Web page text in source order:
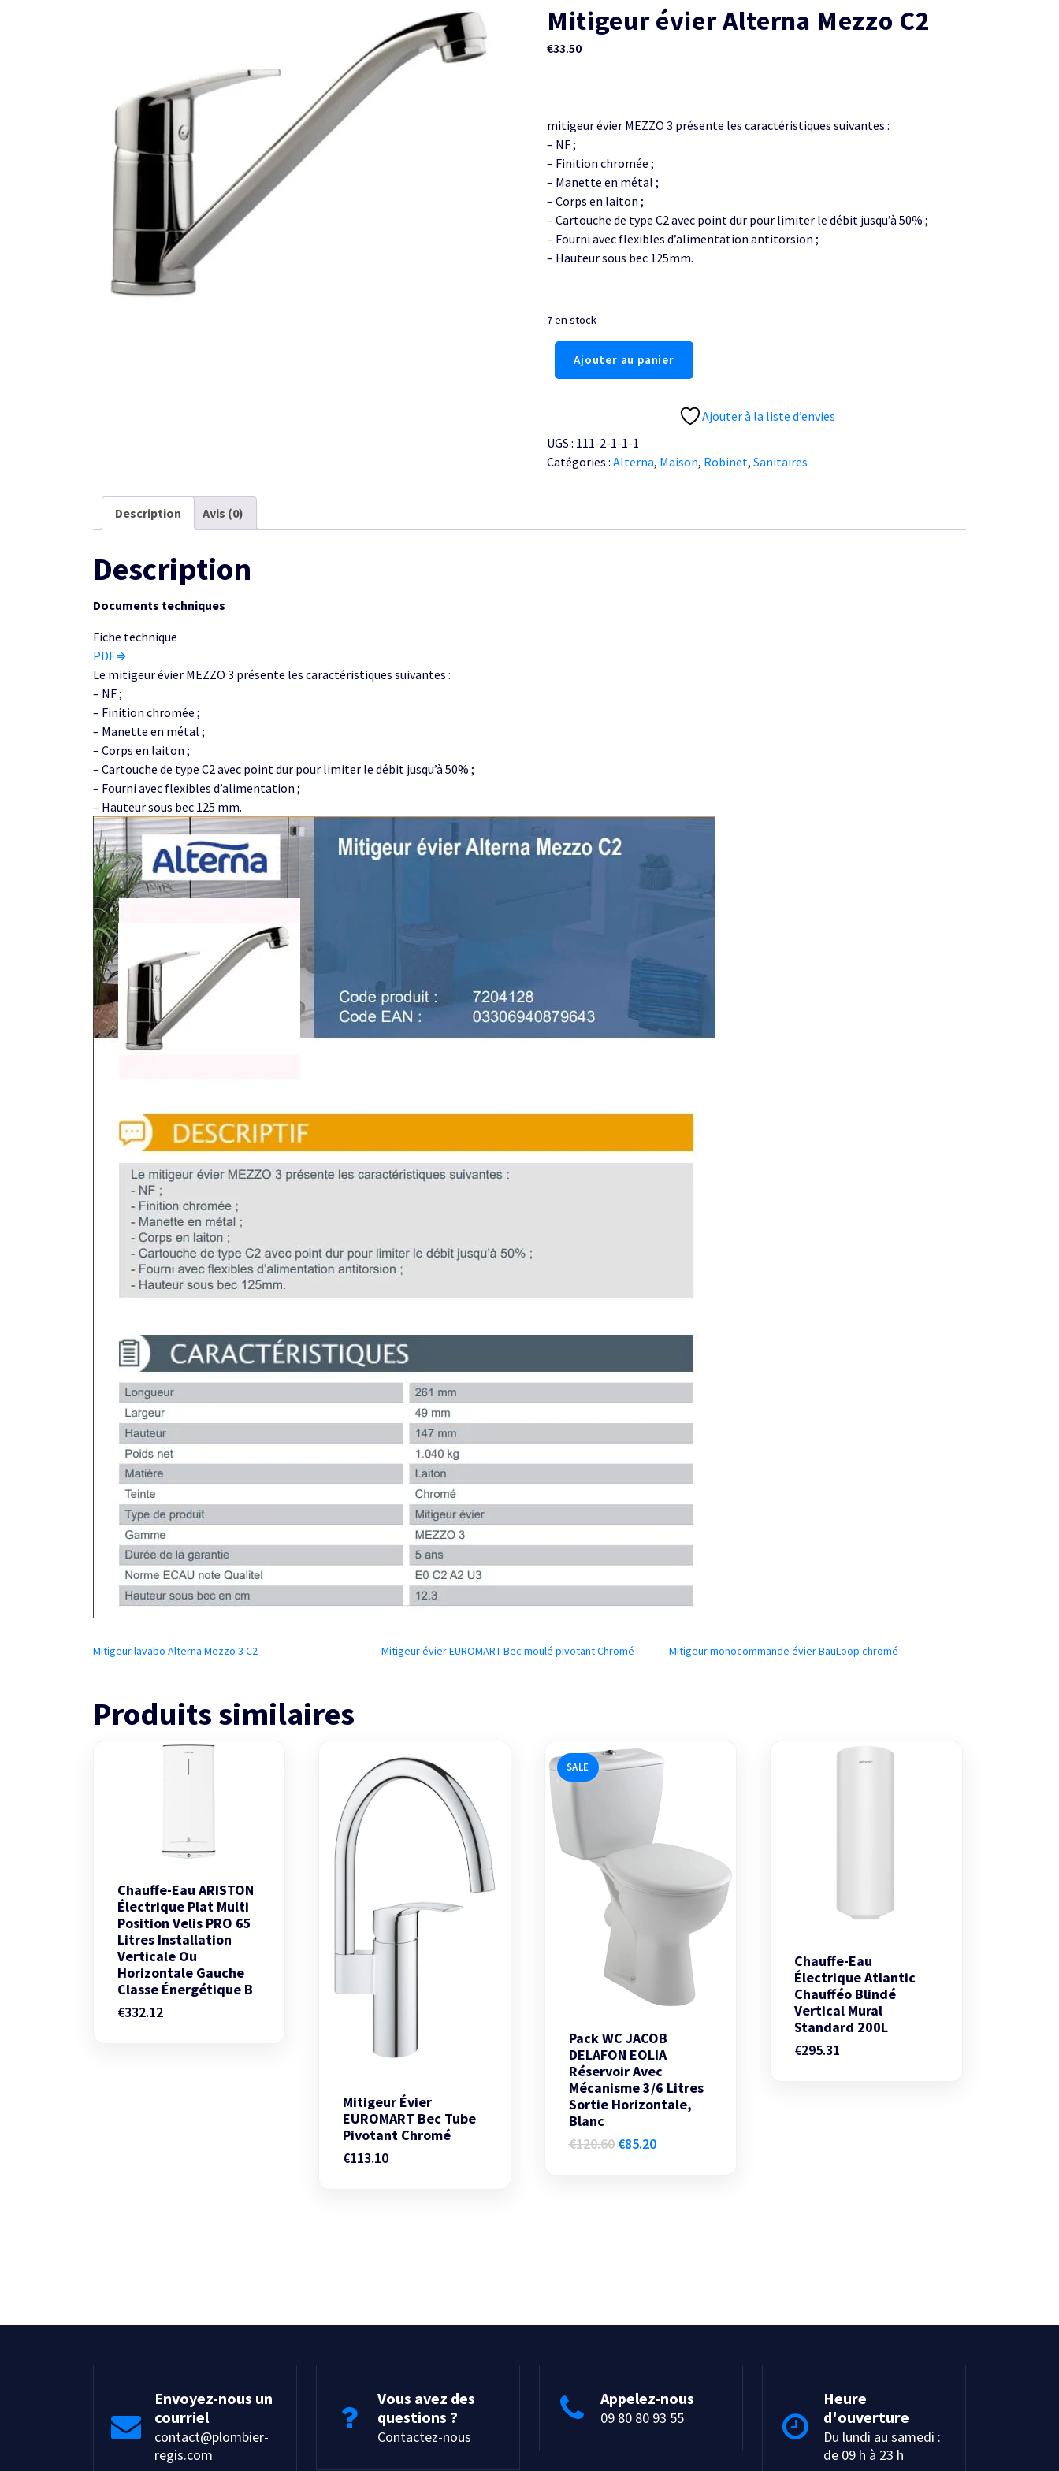
Mitigeur évier Alterna Mezzo C2
€33.50
mitigeur évier MEZZO 3 présente les caractéristiques suivantes :
– NF ;
– Finition chromée ;
– Manette en métal ;
– Corps en laiton ;
– Cartouche de type C2 avec point dur pour limiter le débit jusqu’à 50% ;
– Fourni avec flexibles d’alimentation antitorsion ;
– Hauteur sous bec 125mm.
7 en stock
Mezzo
C2
Ajouter au panier
Ajouter à la liste d’envies
UGS : 111-2-1-1-1
Catégories :Alterna, Maison, Robinet,Sanitaires
Description Avis (0)
Description
Documents techniques
Fiche technique
PDF⇒
Le mitigeur évier MEZZO 3 présente les caractéristiques suivantes :
– NF ;
– Finition chromée ;
– Manette en métal ;
– Corps en laiton ;
– Cartouche de type C2 avec point dur pour limiter le débit jusqu’à 50% ;
– Fourni avec flexibles d’alimentation ;
– Hauteur sous bec 125 mm.
Mitigeur lavabo Alterna Mezzo 3 C2 Mitigeur évier EUROMART Bec moulé pivotant Chromé Mitigeur monocommande évier BauLoop chromé
Produits similaires
Chauffe-Eau ARISTON
Électrique Plat Multi
Position Velis PRO 65
Litres Installation
Verticale Ou
Horizontale Gauche
Classe Énergétique B
€332.12
Mitigeur Évier
EUROMART Bec Tube
Pivotant Chromé
€113.10
SALE
Pack WC JACOB
DELAFON EOLIA
Réservoir Avec
Mécanisme 3/6 Litres
Sortie Horizontale,
Blanc
€120.60 Le
€85.20Le
Chauffe-Eau
Électrique Atlantic
Chaufféo Blindé
Vertical Mural
Standard 200L
€295.31
Envoyez-nous un
courriel
contact@plombier-
regis.com
Vous avez des
questions ?
Contactez-nous
Appelez-nous
09 80 80 93 55
Heure
d'ouverture
Du lundi au samedi :
de 09 h à 23 h